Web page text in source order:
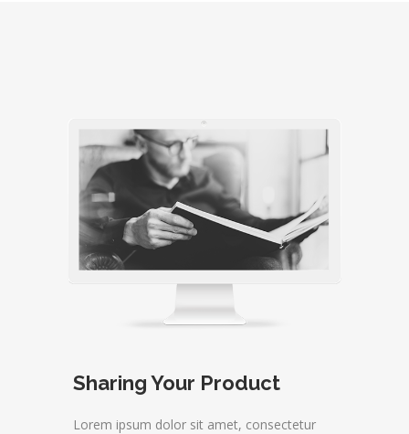
Sharing Your Product
Lorem ipsum dolor sit amet, consectetur